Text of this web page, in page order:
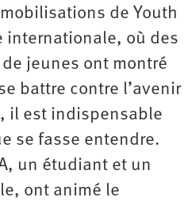
de Youth
inter­nationale, où des
jeunes ont montré
battre contre l’avenir
il est indispensable
se fasse entendre.
un étudiant et un
ont animé le